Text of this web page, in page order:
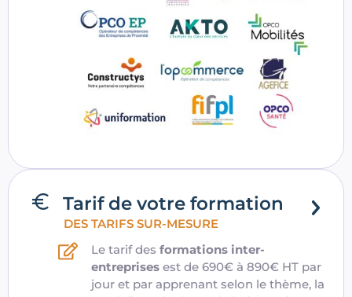
Tarif de votre formation
DES TARIFS SUR-MESURE
Le tarif desformations inter-
entreprises est de 690€ à 890€ HT par
jour et par apprenant selon le thème, la